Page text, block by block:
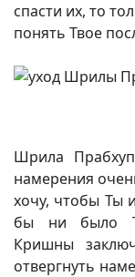
спасти их, то
понять Твое
Шрила
намерения
хочу, чтобы Ты
бы ни было
Кришны
отвергнуть